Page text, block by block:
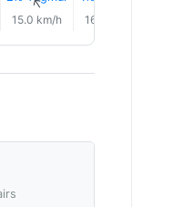
15.0 km/h 16.0 km/h